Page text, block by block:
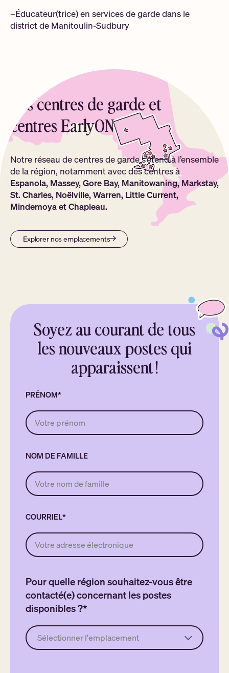
–Éducateur(trice) en services de garde dans le
district de Manitoulin-Sudbury
Nos centres de garde et
centres EarlyON
Notre réseau de centres de garde s’étend à l’ensemble
de la région, notamment avec des centres à
Espanola, Massey, Gore Bay, Manitowaning, Markstay,
St. Charles, Noëlville, Warren, Little Current,
Mindemoya et Chapleau.
Explorer nos emplacements
Soyez au courant de tous
les nouveaux postes qui
apparaissent !
PRÉNOM
NOM DE FAMILLE
COURRIEL
Pour quelle région souhaitez-vous être
contacté(e) concernant les postes
disponibles ?